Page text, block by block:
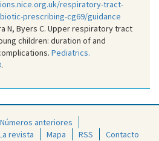
respiratory-tract-
prescribing-cg69/guidance
N, Byers C. Upper respiratory tract
children: duration of and
Pediatrics.
.
Números anteriores
revista Mapa RSS Contacto